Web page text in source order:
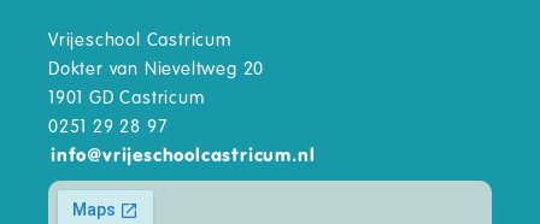
Vrijeschool Castricum
Dokter van Nieveltweg 20
1901 GD Castricum
0251 29 28 97
info@vrijeschoolcastricum.nl